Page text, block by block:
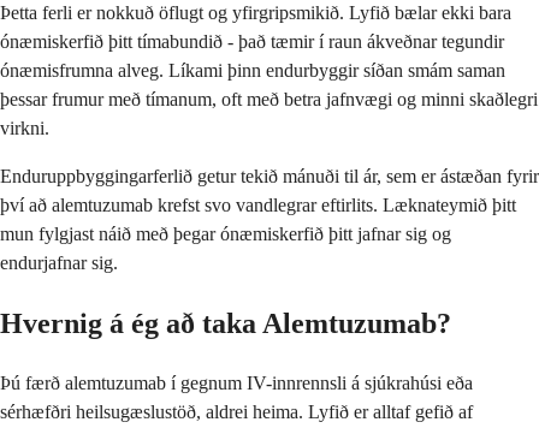
Þetta ferli er nokkuð öflugt og yfirgripsmikið. Lyfið bælar ekki bara
ónæmiskerfið þitt tímabundið - það tæmir í raun ákveðnar tegundir
ónæmisfrumna alveg. Líkami þinn endurbyggir síðan smám saman
þessar frumur með tímanum, oft með betra jafnvægi og minni skaðlegri
virkni.
Enduruppbyggingarferlið getur tekið mánuði til ár, sem er ástæðan fyrir
því að alemtuzumab krefst svo vandlegrar eftirlits. Læknateymið þitt
mun fylgjast náið með þegar ónæmiskerfið þitt jafnar sig og
endurjafnar sig.
Hvernig á ég að taka Alemtuzumab?
Þú færð alemtuzumab í gegnum IV-innrennsli á sjúkrahúsi eða
sérhæfðri heilsugæslustöð, aldrei heima. Lyfið er alltaf gefið af